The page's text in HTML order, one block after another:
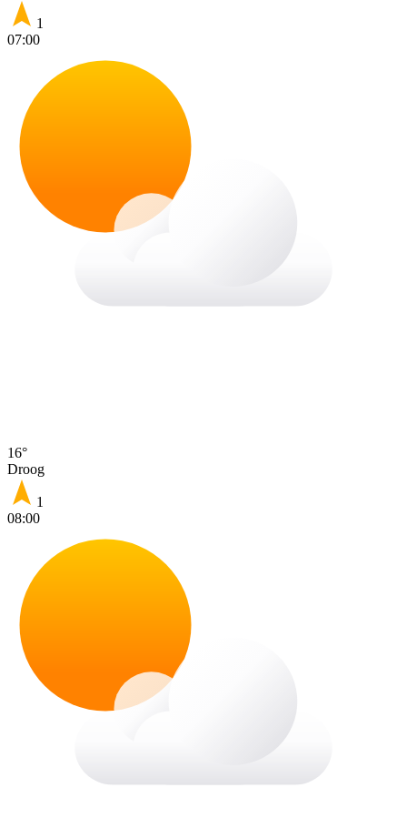
1
07:00
16°
Droog
1
08:00